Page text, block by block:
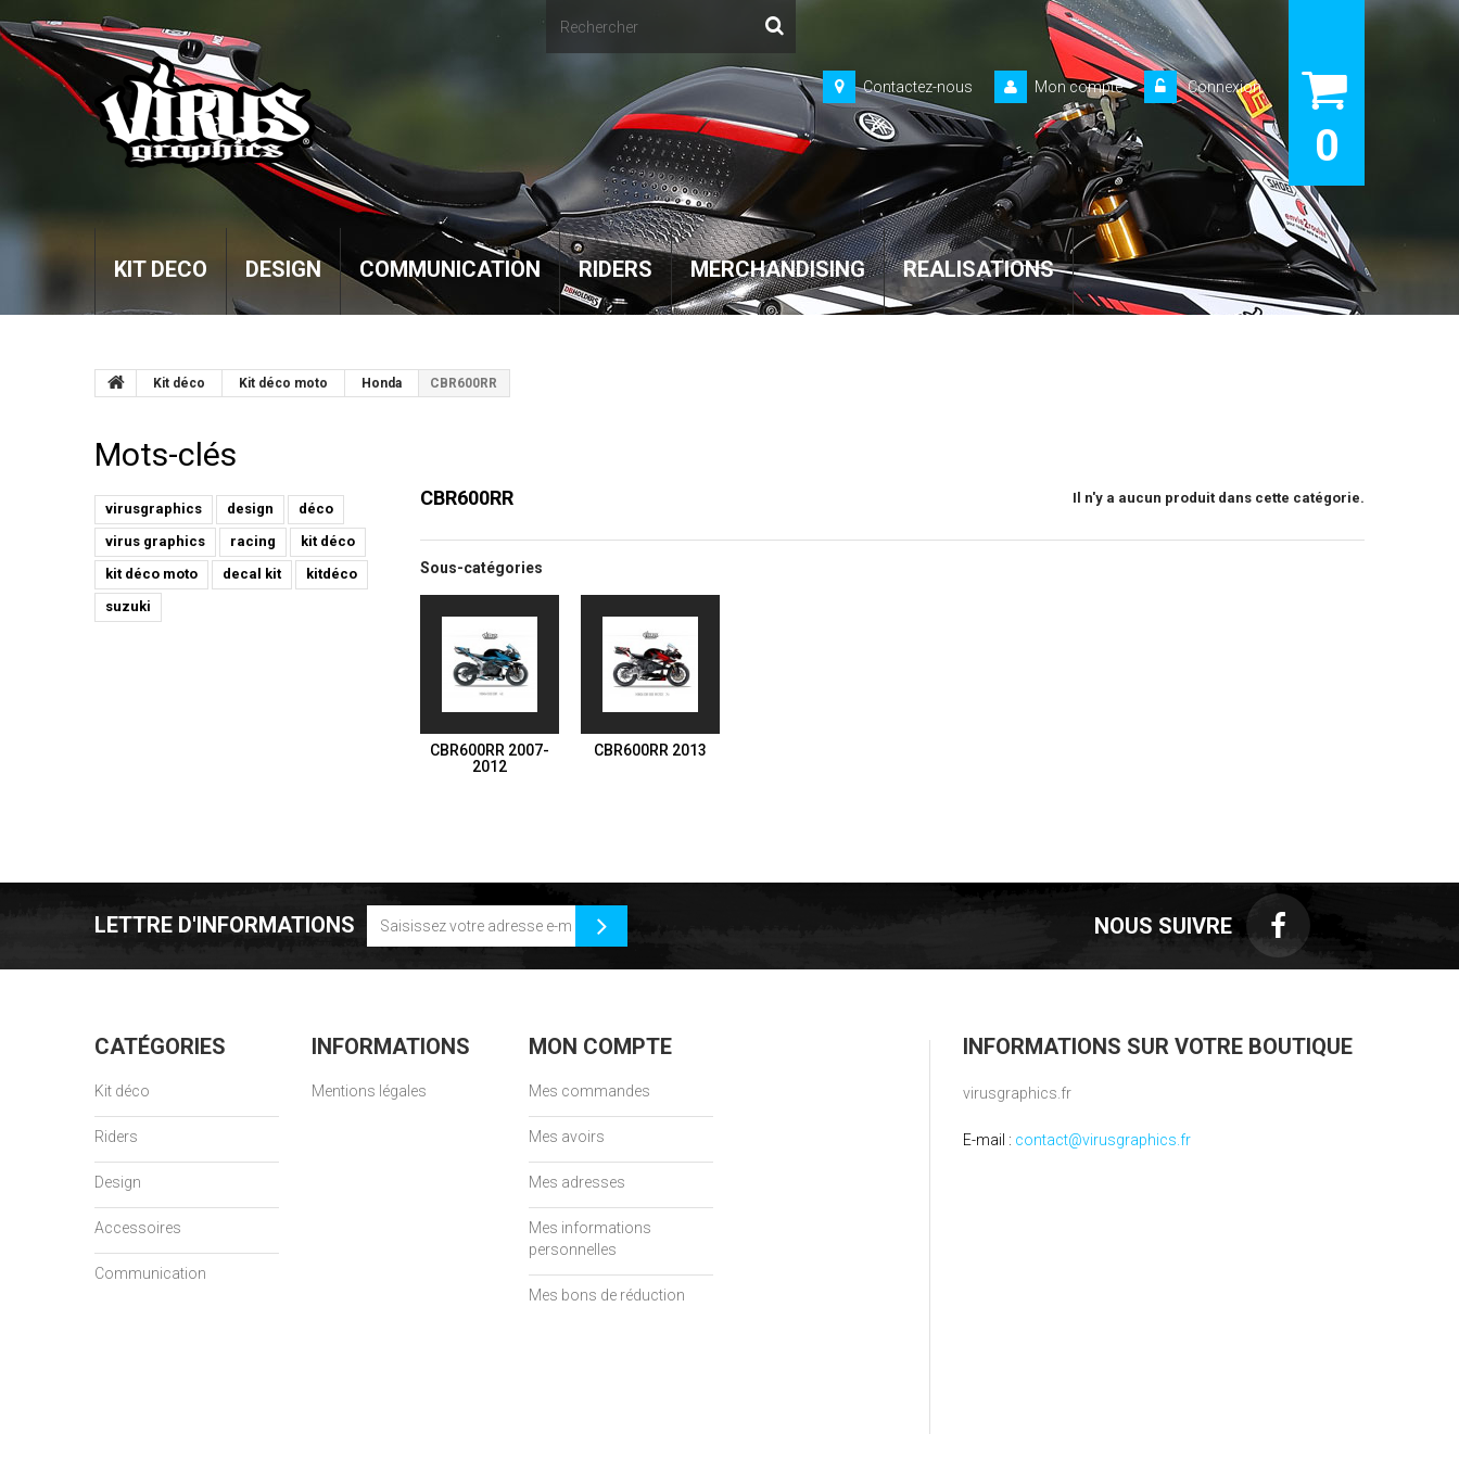
0
Connexion
Mon compte
Contactez-nous
KIT DECO DESIGN COMMUNICATION RIDERS MERCHANDISING REALISATIONS
Kit déco Kit déco moto Honda CBR600RR
Mots-clés
virusgraphics design
déco
virus graphics
racing
kit déco
kit déco moto
decal kit
kitdéco
suzuki
CBR600RR Il n'y a aucun produit dans cette catégorie.
Sous-catégories
CBR600RR 2007-
2012
CBR600RR 2013
LETTRE D'INFORMATIONS NOUS SUIVRE
CATÉGORIES
Kit déco
Riders
Design
Accessoires
Communication
INFORMATIONS
Mentions légales
MON COMPTE
Mes commandes
Mes avoirs
Mes adresses
Mes informations
personnelles
Mes bons de réduction
INFORMATIONS SUR VOTRE BOUTIQUE
virusgraphics.fr
E-mail : contact@virusgraphics.fr